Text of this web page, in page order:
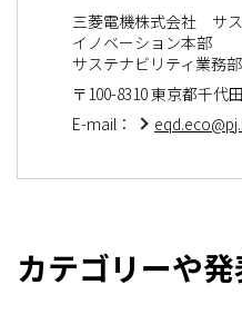
三菱電機株式会社 サス
イノベーション本部
サステナビリティ業務部
〒100-8310 東京都千代
E-mail：
カテゴリーや